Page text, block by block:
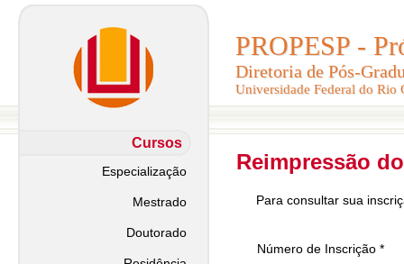
PROPESP -
Diretoria de Pós-
Universidade Federal do Rio
PROPESP -
Diretoria de Pós-
Universidade Federal do Rio
Cursos
Especialização
Mestrado
Doutorado
Reimpressão
Para consultar sua
Número de Inscrição *